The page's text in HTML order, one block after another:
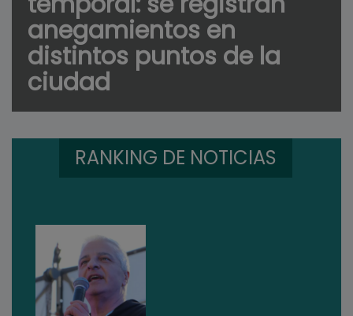
anegamientos en
distintos puntos de la
ciudad
RANKING DE NOTICIAS